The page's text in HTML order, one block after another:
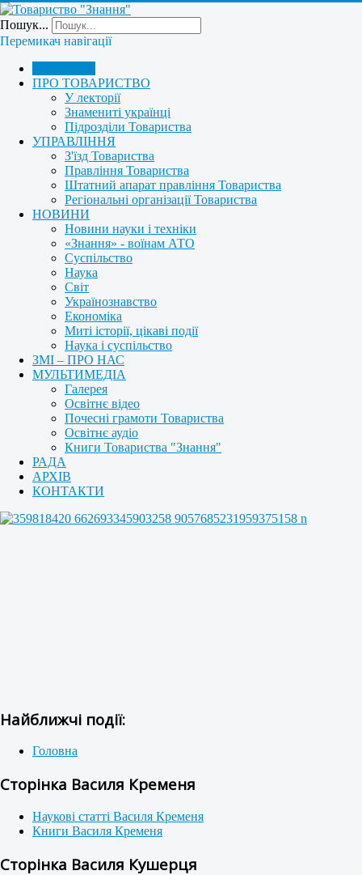
Пошук...
Перемикач навігації
ПРО ТОВАРИСТВО
У лекторії
Знамениті українці
Підрозділи Товариства
УПРАВЛІННЯ
З'їзд Товариства
Правління Товариства
Штатний апарат правління Товариства
Регіональні організації Товариства
НОВИНИ
Новини науки і техніки
«Знання» - воїнам АТО
Суспільство
Наука
Світ
Українознавство
Економіка
Миті історії, цікаві події
Наука і суспільство
ЗМІ – ПРО НАС
МУЛЬТИМЕДІА
Галерея
Освітнє відео
Почесні грамоти Товариства
Освітнє аудіо
Книги Товариства "Знання"
РАДА
АРХІВ
КОНТАКТИ
Найближчі події:
Головна
Сторінка Василя Кременя
Наукові статті Василя Кременя
Книги Василя Кременя
Сторінка Василя Кушерця